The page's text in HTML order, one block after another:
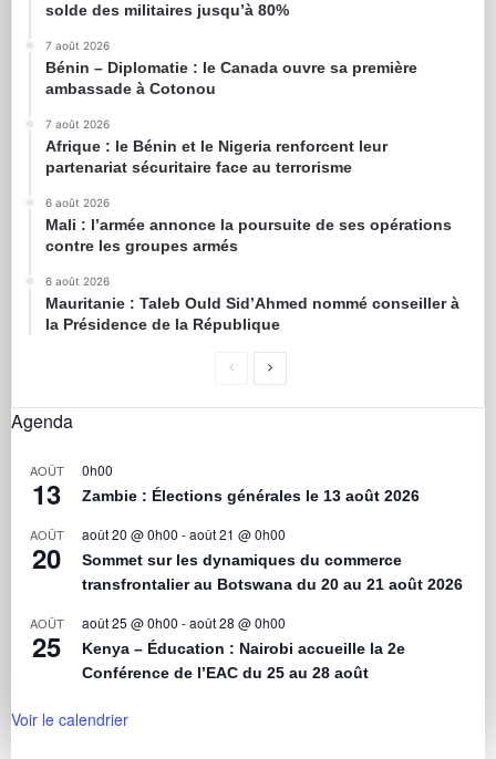
solde des militaires jusqu’à 80%
7 août 2026
Bénin – Diplomatie : le Canada ouvre sa première
ambassade à Cotonou
7 août 2026
Afrique : le Bénin et le Nigeria renforcent leur
partenariat sécuritaire face au terrorisme
6 août 2026
Mali : l’armée annonce la poursuite de ses opérations
contre les groupes armés
6 août 2026
Mauritanie : Taleb Ould Sid’Ahmed nommé conseiller à
la Présidence de la République
Agenda
AOÛT
13
0h00
Zambie : Élections générales le 13 août 2026
AOÛT
20
août 20 @ 0h00 -août 21 @ 0h00
Sommet sur les dynamiques du commerce
transfrontalier au Botswana du 20 au 21 août 2026
AOÛT
25
août 25 @ 0h00 -août 28 @ 0h00
Kenya – Éducation : Nairobi accueille la 2e
Conférence de l’EAC du 25 au 28 août
Voir le calendrier